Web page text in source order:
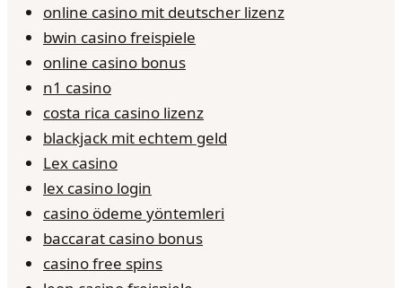
online casino mit deutscher lizenz
bwin casino freispiele
online casino bonus
n1 casino
costa rica casino lizenz
blackjack mit echtem geld
Lex casino
lex casino login
casino ödeme yöntemleri
baccarat casino bonus
casino free spins